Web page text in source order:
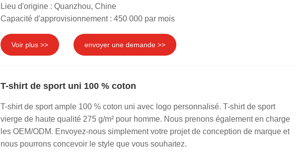
Lieu d'origine : Quanzhou, Chine
Capacité d'approvisionnement : 450 000 par mois
Voir plus >> envoyer une demande >>
T-shirt de sport uni 100 % coton
T-shirt de sport ample 100 % coton uni avec logo personnalisé. T-shirt de sport
vierge de haute qualité 275 g/m² pour homme. Nous prenons également en charge
les OEM/ODM. Envoyez-nous simplement votre projet de conception de marque et
nous pourrons concevoir le style que vous souhaitez.